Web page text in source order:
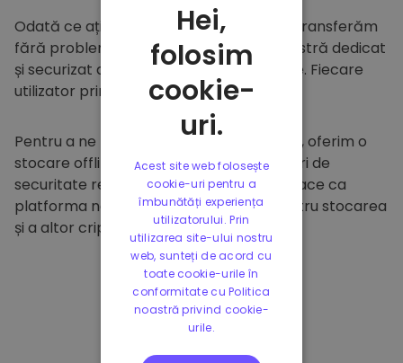
Odată ce ați cumpărat peKriptomat
, îl transferăm
fără probleme în portofelul dumneavoastră dedicat
și securizat din cadrul platformei noastre. Fiecare
utilizator primește un portofel individual.
Pentru a ne proteja clienții și fondurile lor, oferim o
stocare offline sigură și efectuăm audituri de
securitate regulate. Această abordare face ca
platforma noastră să fie un paradis pentru stocarea
și a altor criptomonede.
Hei,
folosim
cookie-
uri.
Acest site web folosește
cookie-uri pentru a
îmbunătăți experiența
utilizatorului. Prin
utilizarea site-ului nostru
web, sunteți de acord cu
toate cookie-urile în
conformitate cu Politica
noastră privind cookie-
urile.